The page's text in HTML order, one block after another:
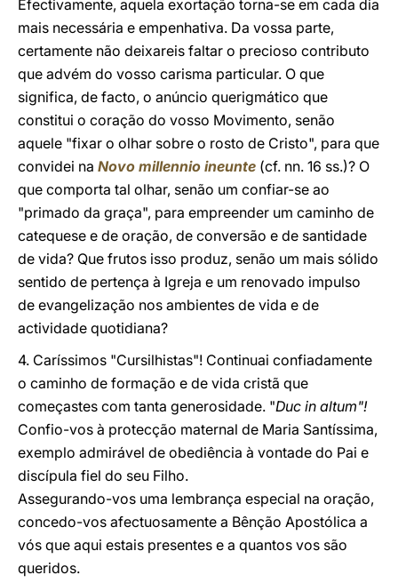
Efectivamente, aquela exortação torna-se em cada dia
mais necessária e empenhativa. Da vossa parte,
certamente não deixareis faltar o precioso contributo
que advém do vosso carisma particular. O que
significa, de facto, o anúncio querigmático que
constitui o coração do vosso Movimento, senão
aquele "fixar o olhar sobre o rosto de Cristo", para que
convidei na Novo millennio ineunte (cf. nn. 16 ss.)? O
que comporta tal olhar, senão um confiar-se ao
"primado da graça", para empreender um caminho de
catequese e de oração, de conversão e de santidade
de vida? Que frutos isso produz, senão um mais sólido
sentido de pertença à Igreja e um renovado impulso
de evangelização nos ambientes de vida e de
actividade quotidiana?
4. Caríssimos "Cursilhistas"! Continuai confiadamente
o caminho de formação e de vida cristã que
começastes com tanta generosidade. "Duc in altum"!
Confio-vos à protecção maternal de Maria Santíssima,
exemplo admirável de obediência à vontade do Pai e
discípula fiel do seu Filho.
Assegurando-vos uma lembrança especial na oração,
concedo-vos afectuosamente a Bênção Apostólica a
vós que aqui estais presentes e a quantos vos são
queridos.